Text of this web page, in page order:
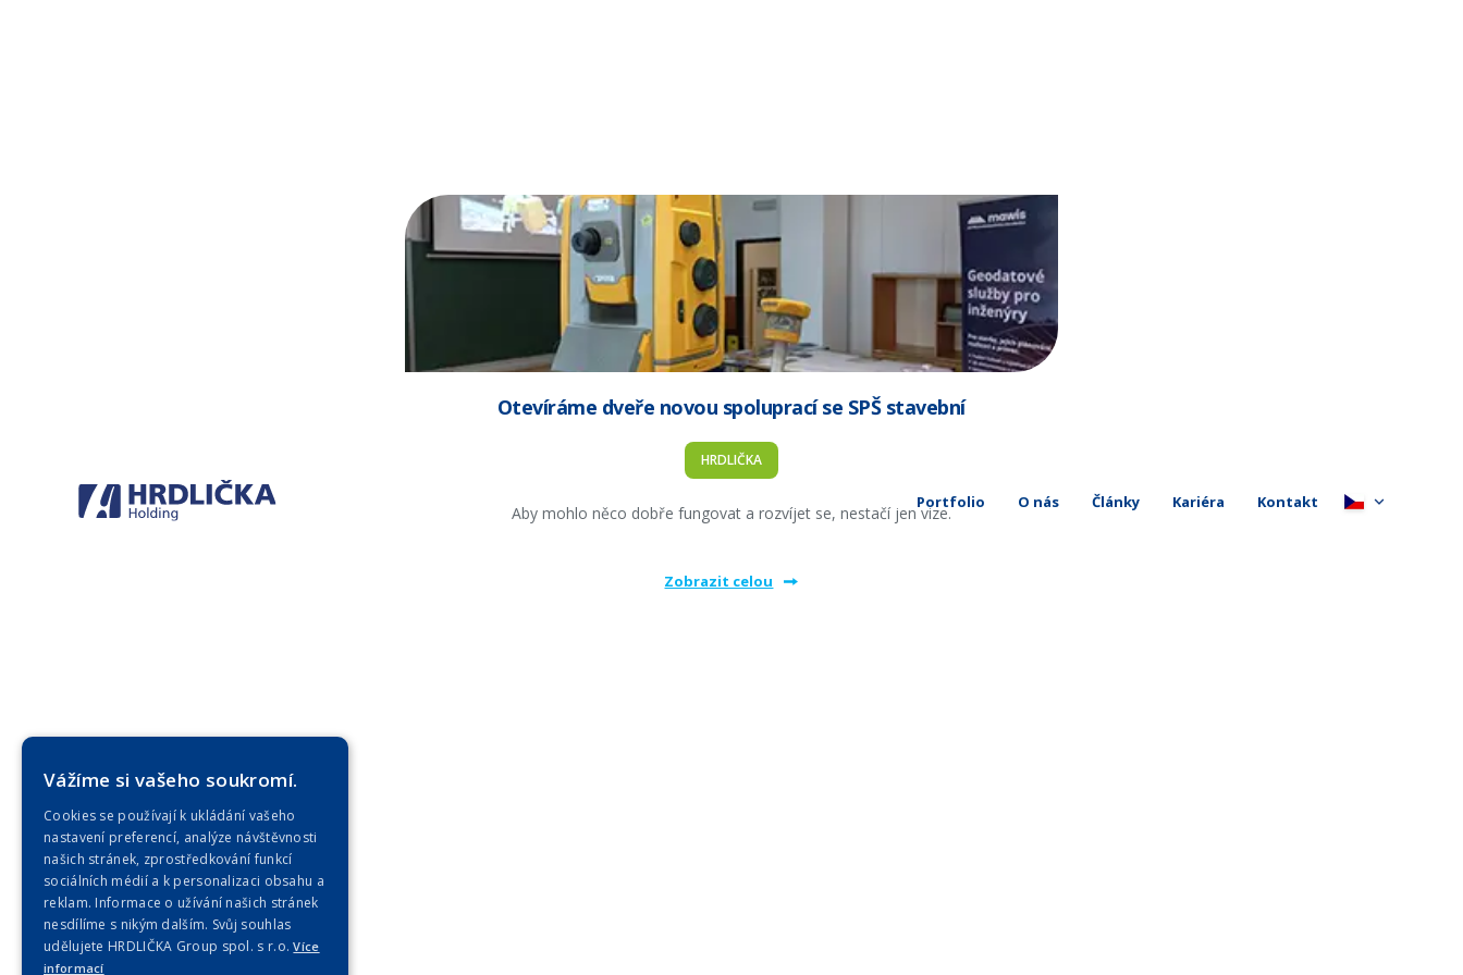
Portfolio O nás Články Kariéra Kontakt
Otevíráme dveře novou spoluprací se SPŠ stavební
HRDLIČKA
Aby mohlo něco dobře fungovat a rozvíjet se, nestačí jen vize.
Zobrazit celou
Vážíme si vašeho soukromí.
Cookies se používají k ukládání vašeho
nastavení preferencí, analýze návštěvnosti
našich stránek, zprostředkování funkcí
sociálních médií a k personalizaci obsahu a
reklam. Informace o užívání našich stránek
nesdílíme s nikým dalším. Svůj souhlas
udělujete HRDLIČKA Group spol. s r.o.Více
informací